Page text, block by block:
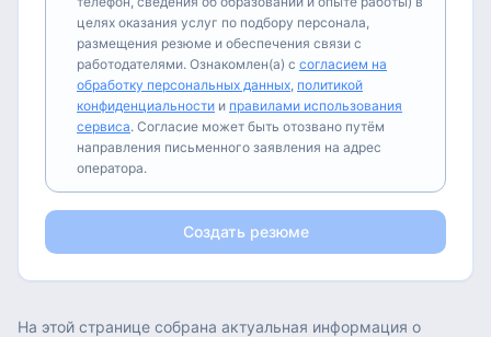
целях оказания услуг по подбору персонала,
размещения резюме и обеспечения связи с
работодателями. Ознакомлен(а) с согласием на
обработку персональных данных, политикой
конфиденциальности и правилами использования
сервиса. Согласие может быть отозвано путём
направления письменного заявления на адрес
оператора.
Создать резюме
На этой странице собрана актуальная информация о